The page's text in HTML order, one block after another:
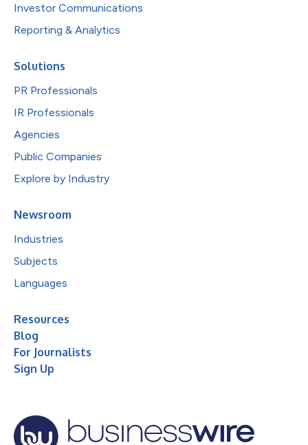
Investor Communications
Reporting & Analytics
Solutions
PR Professionals
IR Professionals
Agencies
Public Companies
Explore by Industry
Newsroom
Industries
Subjects
Languages
Resources
Blog
For Journalists
Sign Up